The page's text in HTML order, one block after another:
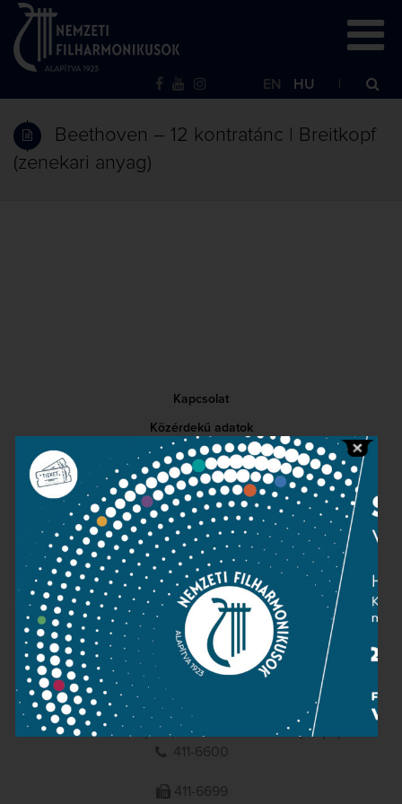
EN HU
Beethoven – 12 kontratánc | Breitkopf
(zenekari anyag)
Kapcsolat
Közérdekű adatok
Sajtószoba
Adatvédelem
Impresszum
NEMZETI
FILHARMONIKUSOK
1095 Budapest, Komor Marcell u. 1. (Müpa)
411-6600
411-6699